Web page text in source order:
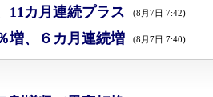
11カ月連続プラス (8月7日 7:42)
増、６カ月連続増 (8月7日 7:40)